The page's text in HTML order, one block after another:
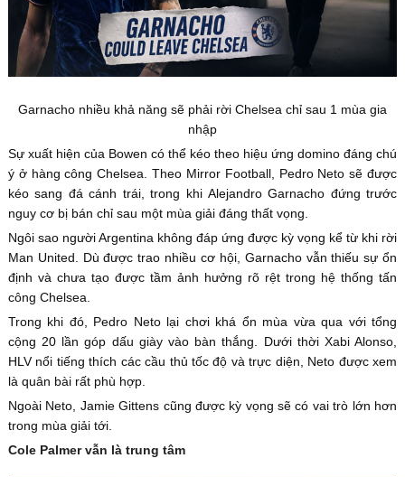
Garnacho nhiều khả năng sẽ phải rời Chelsea chỉ sau 1 mùa gia
nhập
Sự xuất hiện của Bowen có thể kéo theo hiệu ứng domino đáng chú
ý ở hàng công Chelsea. Theo Mirror Football, Pedro Neto sẽ được
kéo sang đá cánh trái, trong khi Alejandro Garnacho đứng trước
nguy cơ bị bán chỉ sau một mùa giải đáng thất vọng.
Ngôi sao người Argentina không đáp ứng được kỳ vọng kể từ khi rời
Man United. Dù được trao nhiều cơ hội, Garnacho vẫn thiếu sự ổn
định và chưa tạo được tầm ảnh hưởng rõ rệt trong hệ thống tấn
công Chelsea.
Trong khi đó, Pedro Neto lại chơi khá ổn mùa vừa qua với tổng
cộng 20 lần góp dấu giày vào bàn thắng. Dưới thời Xabi Alonso,
HLV nổi tiếng thích các cầu thủ tốc độ và trực diện, Neto được xem
là quân bài rất phù hợp.
Ngoài Neto, Jamie Gittens cũng được kỳ vọng sẽ có vai trò lớn hơn
trong mùa giải tới.
Cole Palmer vẫn là trung tâm